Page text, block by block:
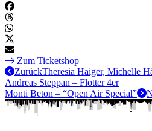
Zum Ticketshop
ZurückTheresia Haiger, Michelle
Andreas Steppan – Flotter 4er
Monti Beton – “Open Air Special”